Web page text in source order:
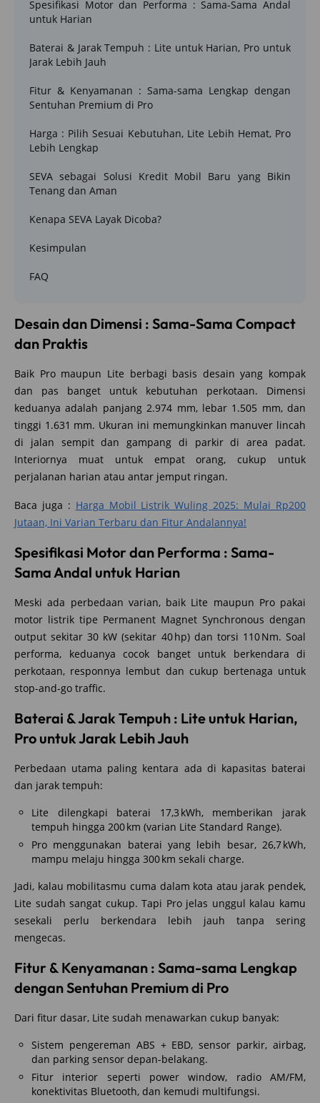
Spesifikasi Motor dan Performa : Sama-Sama Andal
untuk Harian
Baterai & Jarak Tempuh : Lite untuk Harian, Pro untuk
Jarak Lebih Jauh
Fitur & Kenyamanan : Sama-sama Lengkap dengan
Sentuhan Premium di Pro
Harga : Pilih Sesuai Kebutuhan, Lite Lebih Hemat, Pro
Lebih Lengkap
SEVA sebagai Solusi Kredit Mobil Baru yang Bikin
Tenang dan Aman
Kenapa SEVA Layak Dicoba?
Kesimpulan
FAQ
Desain dan Dimensi : Sama-Sama Compact
dan Praktis
Baik Pro maupun Lite berbagi basis desain yang kompak
dan pas banget untuk kebutuhan perkotaan. Dimensi
keduanya adalah panjang 2.974 mm, lebar 1.505 mm, dan
tinggi 1.631 mm. Ukuran ini memungkinkan manuver lincah
di jalan sempit dan gampang di parkir di area padat.
Interiornya muat untuk empat orang, cukup untuk
perjalanan harian atau antar jemput ringan.
Baca juga : Harga Mobil Listrik Wuling 2025: Mulai Rp200
Jutaan, Ini Varian Terbaru dan Fitur Andalannya!
Spesifikasi Motor dan Performa : Sama-
Sama Andal untuk Harian
Meski ada perbedaan varian, baik Lite maupun Pro pakai
motor listrik tipe Permanent Magnet Synchronous dengan
output sekitar 30 kW (sekitar 40 hp) dan torsi 110 Nm. Soal
performa, keduanya cocok banget untuk berkendara di
perkotaan, responnya lembut dan cukup bertenaga untuk
stop-and-go traffic.
Baterai & Jarak Tempuh : Lite untuk Harian,
Pro untuk Jarak Lebih Jauh
Perbedaan utama paling kentara ada di kapasitas baterai
dan jarak tempuh:
Lite dilengkapi baterai 17,3 kWh, memberikan jarak
tempuh hingga 200 km (varian Lite Standard Range).
Pro menggunakan baterai yang lebih besar, 26,7 kWh,
mampu melaju hingga 300 km sekali charge.
Jadi, kalau mobilitasmu cuma dalam kota atau jarak pendek,
Lite sudah sangat cukup. Tapi Pro jelas unggul kalau kamu
sesekali perlu berkendara lebih jauh tanpa sering
mengecas.
Fitur & Kenyamanan : Sama-sama Lengkap
dengan Sentuhan Premium di Pro
Dari fitur dasar, Lite sudah menawarkan cukup banyak:
Sistem pengereman ABS + EBD, sensor parkir, airbag,
dan parking sensor depan-belakang.
Fitur interior seperti power window, radio AM/FM,
konektivitas Bluetooth, dan kemudi multifungsi.